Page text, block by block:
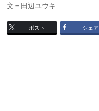
文＝田辺ユウキ
ポスト シェア